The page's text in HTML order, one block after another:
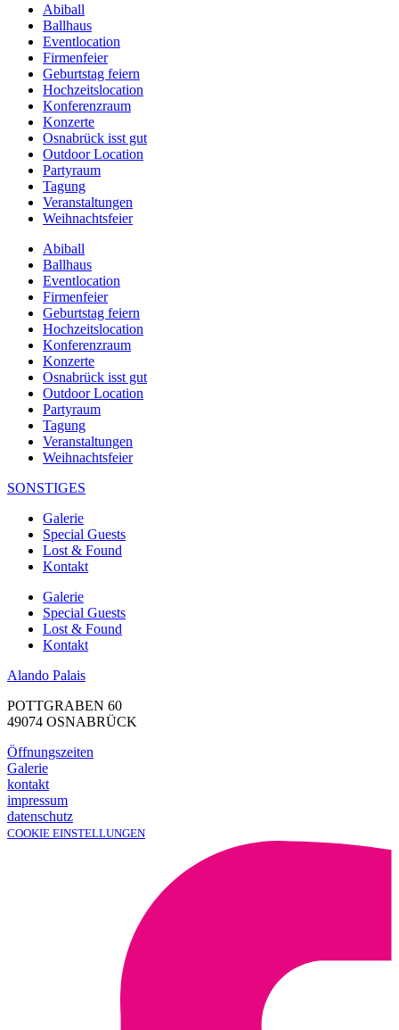
Abiball
Ballhaus
Eventlocation
Firmenfeier
Geburtstag feiern
Hochzeitslocation
Konferenzraum
Konzerte
Osnabrück isst gut
Outdoor Location
Partyraum
Tagung
Veranstaltungen
Weihnachtsfeier
Abiball
Ballhaus
Eventlocation
Firmenfeier
Geburtstag feiern
Hochzeitslocation
Konferenzraum
Konzerte
Osnabrück isst gut
Outdoor Location
Partyraum
Tagung
Veranstaltungen
Weihnachtsfeier
SONSTIGES
Galerie
Special Guests
Lost & Found
Kontakt
Galerie
Special Guests
Lost & Found
Kontakt
Alando Palais
POTTGRABEN 60
49074 OSNABRÜCK
Öffnungszeiten
Galerie
kontakt
impressum
datenschutz
COOKIE EINSTELLUNGEN